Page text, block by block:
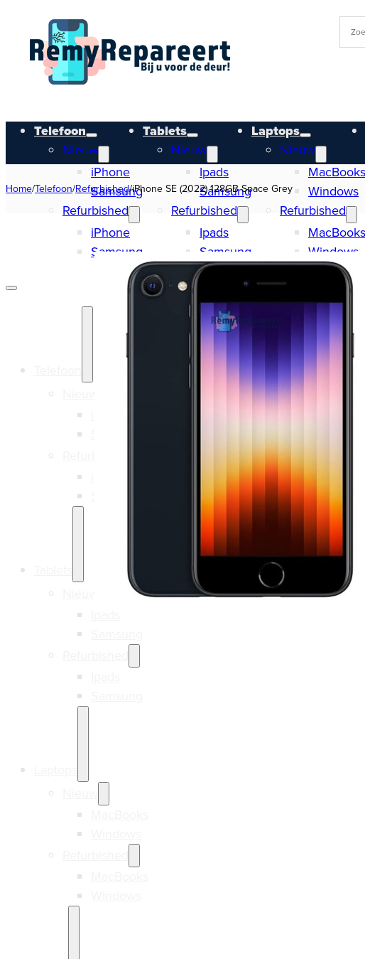
Telefoon
Nieuw
iPhone
Samsung
Refurbished
iPhone
Samsung
Tablets
Nieuw
Ipads
Samsung
Refurbished
Ipads
Samsung
Laptops
Nieuw
MacBooks
Windows
Refurbished
MacBooks
Windows
Home/Telefoon/Refurbished/iPhone SE (2022) 128GB Space Grey